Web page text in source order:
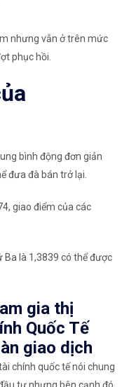
nhưng vẫn ở trên mức
phục hồi.
bình động đơn giản
đưa đà bán trở lại.
giao điểm của các
là 1,3839 có thể được
gia thị
Quốc Tế
giao dịch
chính quốc tế nói chung
tư nhưng bên cạnh đó